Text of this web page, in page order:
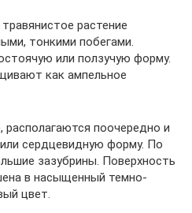
растение
тонкими побегами.
или ползучую форму.
как ампельное
поочередно и
сердцевидную форму. По
зазубрины. Поверхность
в насыщенный темно-
цвет.